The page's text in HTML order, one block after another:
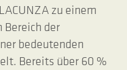
zu einem
der
bedeutenden
Bereits über 60 %